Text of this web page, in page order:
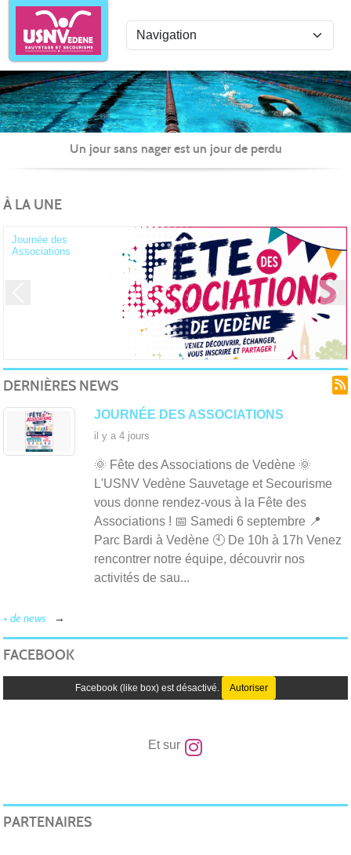
de
Un jour sans nager est un jour de perdu
À LA UNE
Journée des
Associations
Next
DERNIÈRES NEWS
JOURNÉE DES ASSOCIATIONS
il y a 4 jours
🌞 Fête des Associations de Vedène 🌞
L'USNV Vedène Sauvetage et Secourisme
vous donne rendez-vous à la Fête des
Associations ! 📅 Samedi 6 septembre 📍
Parc Bardi à Vedène 🕙 De 10h à 17h Venez
rencontrer notre équipe, découvrir nos
activités de sau...
+ de news
FACEBOOK
Facebook (like box) est désactivé. Autoriser
Et sur
PARTENAIRES
Panneau de gestion des cookies